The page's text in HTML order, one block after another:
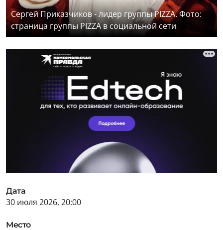
Сергей Приказчиков - лидер группы PIZZA. Фото:
страница группы PIZZA в социальной сети
Дата
30 июля 2026, 20:00
Место